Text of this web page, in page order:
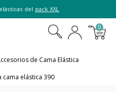
del pack XXL
0
de Cama Elástica
elástica 390